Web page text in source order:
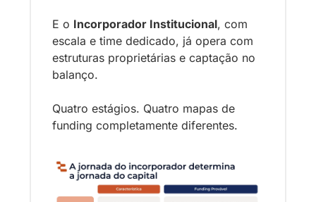
E o Incorporador Institucional, com
escala e time dedicado, já opera com
estruturas proprietárias e captação no
balanço.
Quatro estágios. Quatro mapas de
funding completamente diferentes.